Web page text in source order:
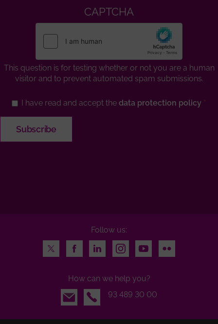
CAPTCHA
This question is for testing whether or not you are a human
visitor and to prevent automated spam submissions.
I have read and accept the data protection policy
Follow us:
Twitter
FacebookLinkedInInstagramYoutubeFlickr
How can we help you?
Email
93 489 30 00